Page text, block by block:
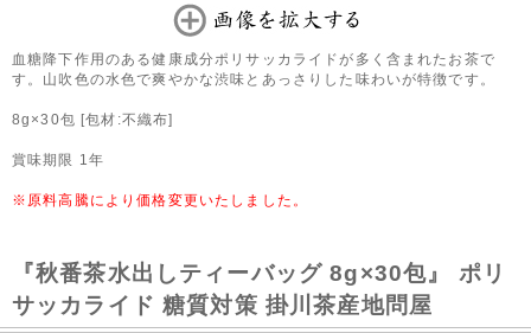
血糖降下作用のある健康成分ポリサッカライドが多く含まれたお茶で
す。山吹色の水色で爽やかな渋味とあっさりした味わいが特徴です。
8g×30包 [包材:不織布]
賞味期限 1年
※原料高騰により価格変更いたしました。
『秋番茶水出しティーバッグ 8g×30包』 ポリ
サッカライド 糖質対策 掛川茶産地問屋